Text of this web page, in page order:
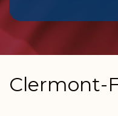
Clermont-